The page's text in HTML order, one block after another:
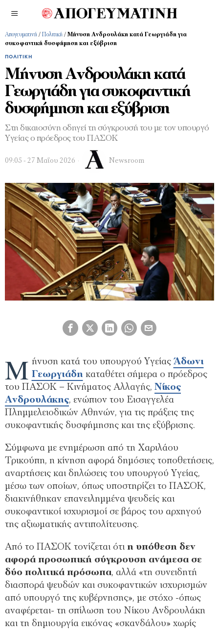
Απογευματινή / Πολιτική / Μήνυση Ανδρουλάκη κατά Γεωργιάδη για
συκοφαντική δυσφήμηση και εξύβριση
ΠΟΛΙΤΙΚΉ
Μήνυση Ανδρουλάκη κατά
Γεωργιάδη για συκοφαντική
δυσφήμηση και εξύβριση
Στη δικαιοσύνη οδηγεί τη σύγκρουσή του με τον υπουργό
Υγείας ο πρόεδρος του ΠΑΣΟΚ
09:05 - 27 Μαΐου 2026 Newsroom
Μ ήνυση κατά του υπουργού Υγείας Άδωνι
Γεωργιάδη καταθέτει σήμερα ο πρόεδρος
του ΠΑΣΟΚ – Κινήματος Αλλαγής, Νίκος
Ανδρουλάκης, ενώπιον του Εισαγγελέα
Πλημμελειοδικών Αθηνών, για τις πράξεις της
συκοφαντικής δυσφήμησης και της εξύβρισης.
Σύμφωνα με ενημέρωση από τη Χαριλάου
Τρικούπη, η κίνηση αφορά δημόσιες τοποθετήσεις,
αναρτήσεις και δηλώσεις του υπουργού Υγείας,
μέσω των οποίων, όπως υποστηρίζει το ΠΑΣΟΚ,
διακινήθηκαν επανειλημμένα ψευδείς και
συκοφαντικοί ισχυρισμοί σε βάρος του αρχηγού
της αξιωματικής αντιπολίτευσης.
Από το ΠΑΣΟΚ τονίζεται ότι η υπόθεση δεν
αφορά προσωπική σύγκρουση ανάμεσα σε
δύο πολιτικά πρόσωπα, αλλά «τη συνειδητή
διασπορά ψευδών και συκοφαντικών ισχυρισμών
από υπουργό της κυβέρνησης», με στόχο -όπως
αναφέρεται- τη σπίλωση του Νίκου Ανδρουλάκη
και τη δημιουργία εικόνας «σκανδάλου» χωρίς